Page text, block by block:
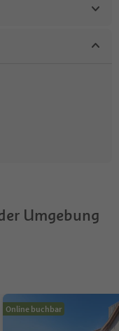
Umgebung
Online buchbar